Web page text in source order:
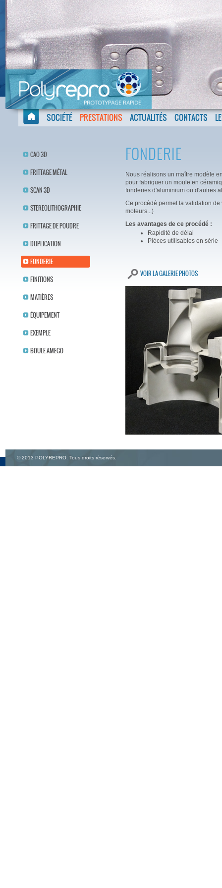
SOCIÉTÉ PRESTATIONS ACTUALITÉS CONTACTS
CAO 3D
FRITTAGE MÉTAL
SCAN 3D
STEREOLITHOGRAPHIE
FRITTAGE DE POUDRE
DUPLICATION
FONDERIE
FINITIONS
MATIÈRES
ÉQUIPEMENT
EXEMPLE
BOULE AMEGO
FONDERIE
Nous réalisons un maître modèle
pour fabriquer un moule en
fonderies d'aluminium ou d'autres
Ce procédé permet la validation
moteurs...)
Les avantages de ce procédé :
Rapidité de délai
Pièces utilisables en série
VOIR LA GALERIE PHOTOS
© 2013 POLYREPRO. Tous droits réservés.